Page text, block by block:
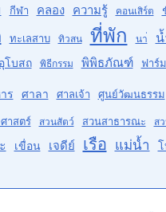
กีฬา คลอง ความรู้ คอนเสิร์ต
ทะเลสาบ ทิวสน ที่พัก นา่
โบสถ พิธีกรรม พิพิธภัณฑ์ ฟาร์ม
ร ศาลา ศาลเจ้า ศูนย์วัฒนธรรม
าสตร์ สวนสัตว์ สวนสาธารณะ ส
เขื่อน เจดีย์ เรือ แม่น้ำ